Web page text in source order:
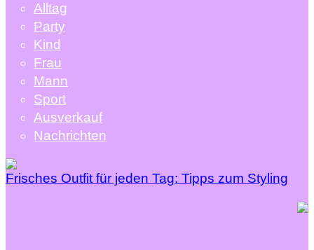
Alltag
Party
Kind
Frau
Mann
Sport
Ausverkauf
Nachrichten
Frisches Outfit für jeden Tag: Tipps zum Styling